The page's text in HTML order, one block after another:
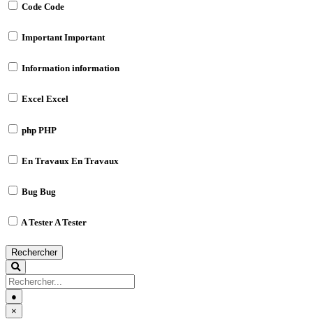
Code Code
ImportantImportant
Information information
Excel Excel
php PHP
En Travaux En Travaux
Bug Bug
A TesterA Tester
Rechercher
●
×